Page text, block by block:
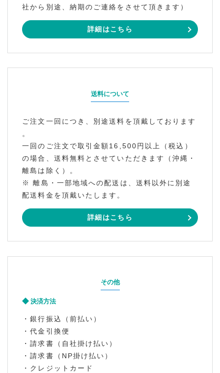
社から別途、納期のご連絡をさせて頂きます）
詳細はこちら
送料について
ご注文一回につき、別途送料を頂戴しております
。
一回のご注文で取引金額16,500円以上（税込）
の場合、送料無料とさせていただきます（沖縄・
離島は除く）。
※ 離島・一部地域への配送は、送料以外に別途
配送料金を頂戴いたします。
詳細はこちら
その他
決済方法
・銀行振込（前払い）
・代金引換便
・請求書（自社掛け払い）
・請求書（NP掛け払い）
・クレジットカード